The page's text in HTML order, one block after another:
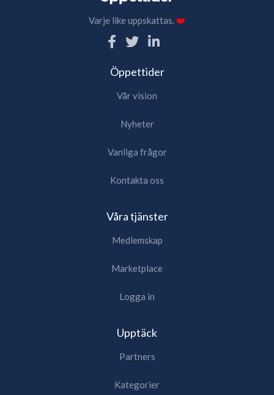
Varje like uppskattas.❤️
Öppettider
Vår vision
Nyheter
Vanliga frågor
Kontakta oss
Våra tjänster
Medlemskap
Marketplace
Logga in
Upptäck
Partners
Kategorier